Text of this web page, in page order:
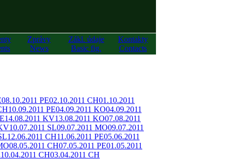
Zprávy
News
Zákl. údaje
Basic fig.
Kontakty
Contacts
08.10.2011 PE02.10.2011 CH01.10.2011
10.09.2011 PE04.09.2011 KO04.09.2011
14.08.2011 KV13.08.2011 KO07.08.2011
10.07.2011 SL09.07.2011 MO09.07.2011
12.06.2011 CH11.06.2011 PE05.06.2011
08.05.2011 CH07.05.2011 PE01.05.2011
10.04.2011 CH03.04.2011 CH